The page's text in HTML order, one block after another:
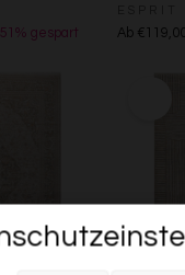
51% gespart Ab
für unseren Newsletter